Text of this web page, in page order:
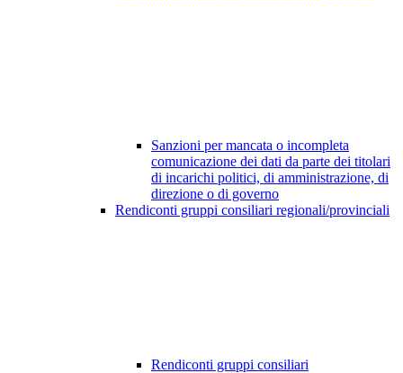
Sanzioni per mancata o incompleta
comunicazione dei dati da parte dei titolari
di incarichi politici, di amministrazione, di
direzione o di governo
Rendiconti gruppi consiliari regionali/provinciali
Rendiconti gruppi consiliari